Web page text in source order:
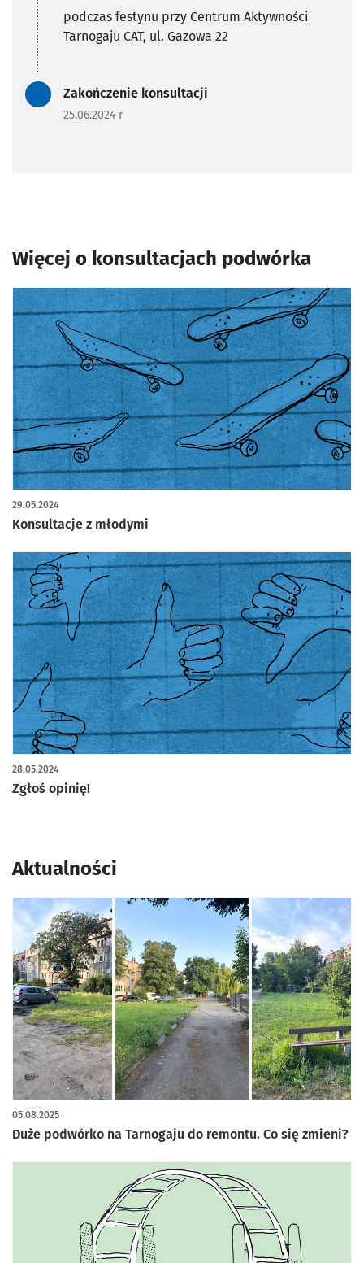
podczas festynu przy Centrum Aktywności
Tarnogaju CAT, ul. Gazowa 22
Zadanie zrealizowane/
Zakończenie konsultacji
25.06.2024 r
Więcej o konsultacjach podwórka
Konsultacje z młodymi
29.05.2024
Zgłoś opinię!
28.05.2024
Aktualności
Duże podwórko na Tarnogaju do remontu. Co się zmieni?
05.08.2025